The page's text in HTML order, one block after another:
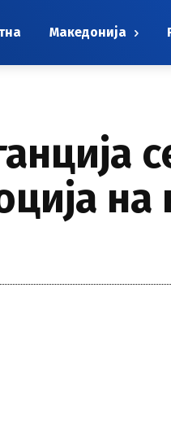
Македонија
на